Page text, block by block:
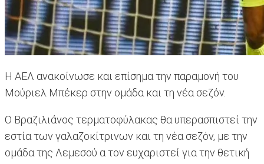
Η ΑΕΛ ανακοίνωσε και επίσημα την παραμονή του
Μούριελ Μπέκερ στην ομάδα και τη νέα σεζόν.
Ο Βραζιλιάνος τερματοφύλακας θα υπερασπιστεί την
εστία των γαλαζοκίτρινων και τη νέα σεζόν, με την
ομάδα της Λεμεσού α τον ευχαριστεί για την θετική